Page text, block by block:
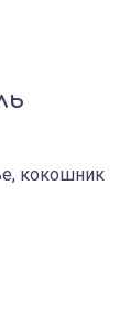
кокошник